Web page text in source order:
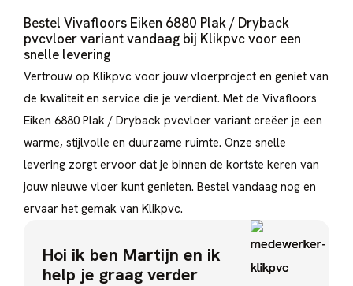
Bestel Vivafloors Eiken 6880 Plak / Dryback
pvcvloer variant vandaag bij Klikpvc voor een
snelle levering
Vertrouw op Klikpvc voor jouw vloerproject en geniet van
de kwaliteit en service die je verdient. Met de Vivafloors
Eiken 6880 Plak / Dryback pvcvloer variant creëer je een
warme, stijlvolle en duurzame ruimte. Onze snelle
levering zorgt ervoor dat je binnen de kortste keren van
jouw nieuwe vloer kunt genieten. Bestel vandaag nog en
ervaar het gemak van Klikpvc.
Hoi ik ben Martijn en ik
help je graag verder